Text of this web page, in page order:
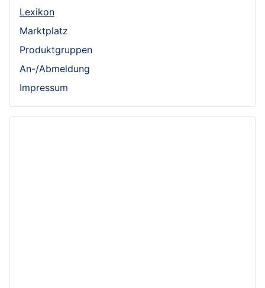
Lexikon
Marktplatz
Produktgruppen
An-/Abmeldung
Impressum